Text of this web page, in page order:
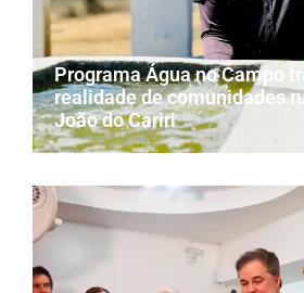
Programa Água no Campo
realidade de comunidades
João do Cariri